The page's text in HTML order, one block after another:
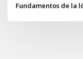
Fundamentos de la